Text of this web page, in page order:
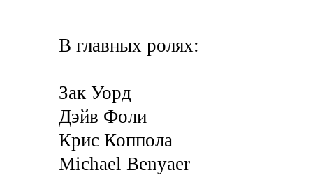
В главных ролях:
Зак Уорд
Дэйв Фоли
Крис Коппола
Michael Benyaer